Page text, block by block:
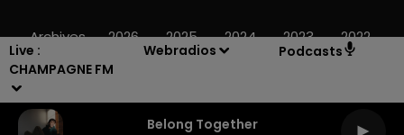
Live :
CHAMPAGNE FM
Webradios Podcasts
Belong Together
Archives 2026 2025 2024 2023 2022